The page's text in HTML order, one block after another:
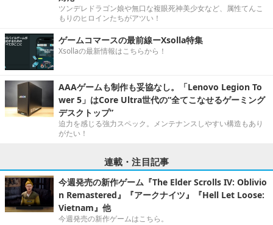
ツンデレドラゴン娘や無口な複眼死神美少女など、属性てんこ
もりのヒロインたちがアツい！
ゲームコマースの最前線ーXsolla特集
Xsollaの最新情報はこちらから！
AAAゲームも制作も妥協なし。「Lenovo Legion To
wer 5」はCore Ultra世代の“全てこなせるゲーミング
デスクトップ”
迫力を感じる強力スペック。メンテナンスしやすい構造もあり
がたい！
連載・注目記事
今週発売の新作ゲーム『The Elder Scrolls IV: Oblivio
n Remastered』『アークナイツ』『Hell Let Loose:
Vietnam』他
今週発売の新作ゲームはこちら。